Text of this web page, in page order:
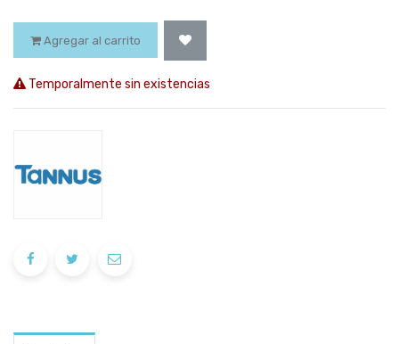
Agregar al carrito
Temporalmente sin existencias